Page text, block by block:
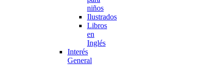
niños
Ilustrados
Libros
en
Inglés
Interés
General